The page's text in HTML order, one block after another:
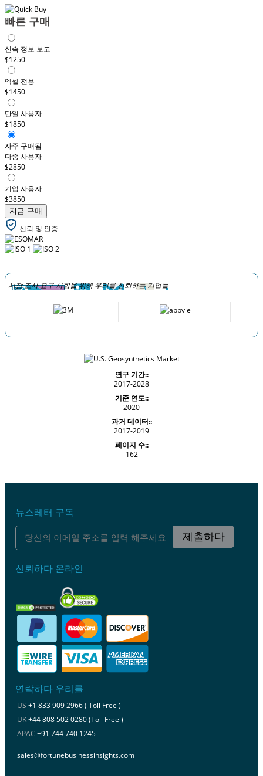
빠른 구매
신속 정보 보고
$1250
엑셀 전용
$1450
단일 사용자
$1850
자주 구매됨
다중 사용자
$2850
기업 사용자
$3850
지금 구매
신뢰 및 인증
시장 조사 요구 사항을 위해 우리를 신뢰하는 기업들
연구 기간::
2017-2028
기준 연도::
2020
과거 데이터::
2017-2019
페이지 수::
162
뉴스레터 구독
제출하다
신뢰하다 온라인
연락하다 우리를
US +1 833 909 2966 ( Toll Free )
UK+44 808 502 0280 (Toll Free )
APAC +91 744 740 1245
sales@fortunebusinessinsights.com